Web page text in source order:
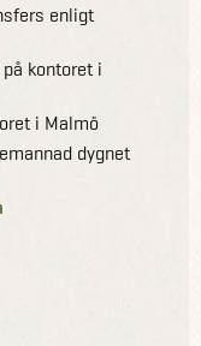
enligt
kontoret i
i Malmö
dygnet